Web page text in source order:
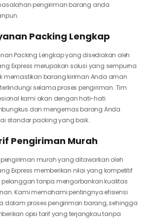
pengiriman barang anda
Packing Lengkap
Packing Lengkap yang disediakan oleh
Express merupakan solusi yang sempurna
memastikan barang kiriman Anda aman
selama proses pengiriman. Tim
kami akan dengan hati-hati
dan mengemas barang Anda
standar packing yang baik.
Pengiriman Murah
pengiriman murah yang ditawarkan oleh
Express memberikan nilai yang kompetitif
pelanggan tanpa mengorbankan kualitas
Kami memahami pentingnya efisiensi
dalam proses pengiriman barang, sehingga
opsi tarif yang terjangkau tanpa